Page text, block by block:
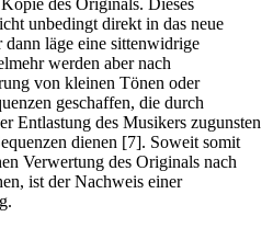
des Originals. Dieses
unbedingt direkt in das neue
läge eine sittenwidrige
werden aber nach
von kleinen Tönen oder
geschaffen, die durch
Entlastung des Musikers zugunsten
dienen [7]. Soweit somit
Verwertung des Originals nach
ist der Nachweis einer